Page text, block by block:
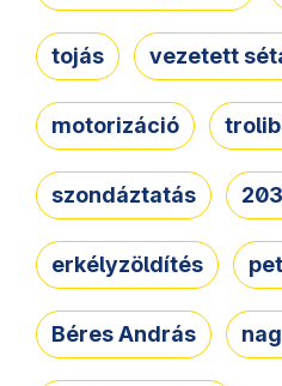
tojás vezetett
motorizáció
szondáztatás
erkélyzöldítés
Béres András